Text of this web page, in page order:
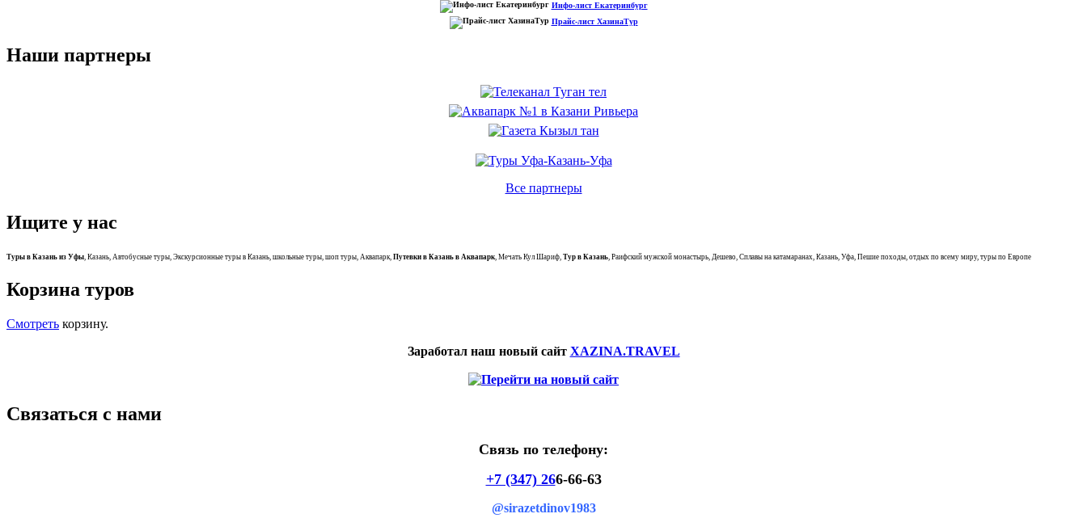
Инфо-лист Екатеринбург
Прайс-лист ХазинаТур
Наши партнеры
Все партнеры
Ищите у нас
Туры в Казань из Уфы, Казань, Автобусные туры, Экскурсионные туры в Казань, школьные туры, шоп туры, Аквапарк, Путевки в Казань в Аквапарк, Мечать Кул Шариф, Тур в Казань, Раифский мужской монастырь, Дешево, Сплавы на катамаранах, Казань, Уфа, Пешие походы, отдых по всему миру, туры по Европе
Корзина туров
Смотреть корзину.
Заработал наш новый сайт XAZINA.TRAVEL
Связаться с нами
Связь по телефону:
+7 (347) 266-66-63
@sirazetdinov1983